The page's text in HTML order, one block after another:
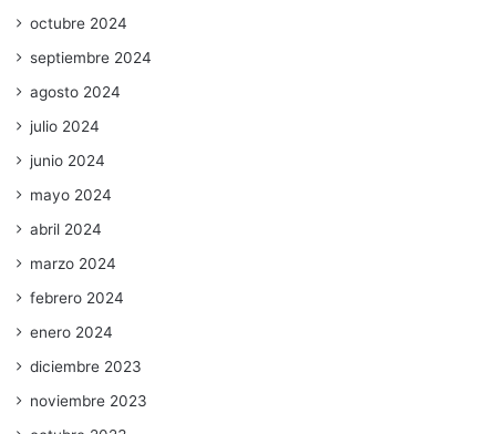
octubre 2024
septiembre 2024
agosto 2024
julio 2024
junio 2024
mayo 2024
abril 2024
marzo 2024
febrero 2024
enero 2024
diciembre 2023
noviembre 2023